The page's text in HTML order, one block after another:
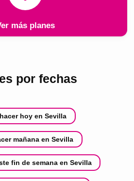
más planes
por fechas
hoy en Sevilla
mañana en Sevilla
fin de semana en Sevilla